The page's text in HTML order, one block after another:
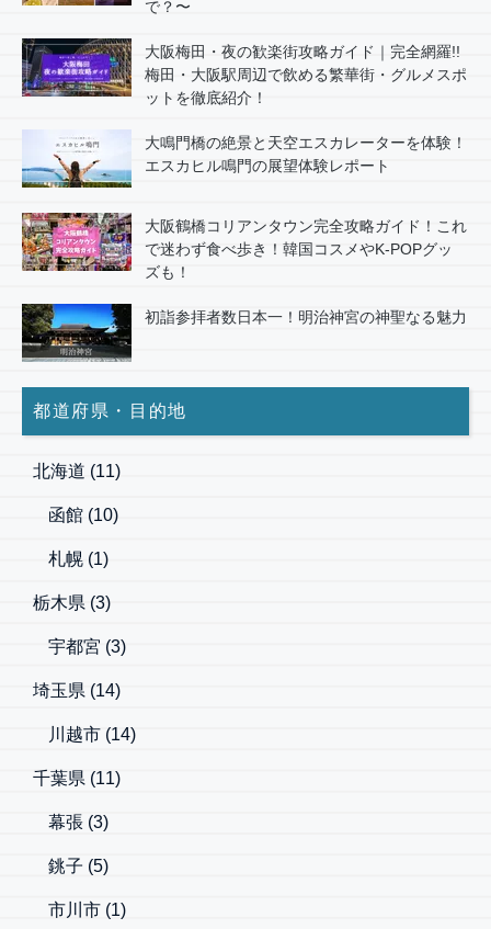
で？〜
大阪梅田・夜の歓楽街攻略ガイド｜完全網羅!!
梅田・大阪駅周辺で飲める繁華街・グルメスポ
ットを徹底紹介！
大鳴門橋の絶景と天空エスカレーターを体験！
エスカヒル鳴門の展望体験レポート
大阪鶴橋コリアンタウン完全攻略ガイド！これ
で迷わず食べ歩き！韓国コスメやK-POPグッ
ズも！
初詣参拝者数日本一！明治神宮の神聖なる魅力
都道府県・目的地
北海道 (11)
函館 (10)
札幌 (1)
栃木県 (3)
宇都宮 (3)
埼玉県 (14)
川越市 (14)
千葉県 (11)
幕張 (3)
銚子 (5)
市川市 (1)